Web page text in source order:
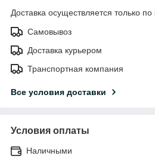
Доставка осуществляется только по
Самовывоз
Доставка курьером
Транспортная компания
Все условия доставки
Условия оплаты
Наличными